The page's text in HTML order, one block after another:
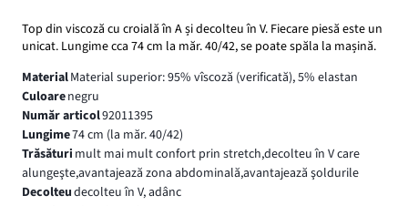
Top din viscoză cu croială în A și decolteu în V. Fiecare piesă este un
unicat. Lungime cca 74 cm la măr. 40/42, se poate spăla la mașină.
MaterialMaterial superior: 95% vîscoză (verificată), 5% elastan
Culoarenegru
Număr articol92011395
Lungime74 cm (la măr. 40/42)
Trăsături mult mai mult confort prin stretch,decolteu în V care
alungeşte,avantajează zona abdominală,avantajează şoldurile
Decolteudecolteu în V, adânc